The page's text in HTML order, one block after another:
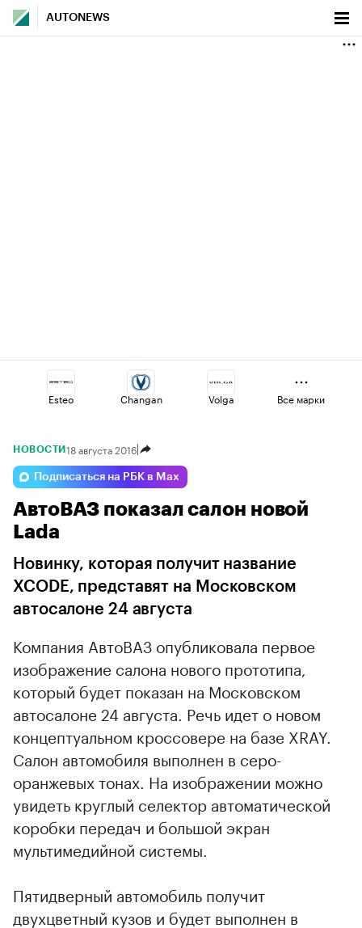
AUTONEWS
Esteo Changan Volga
Omoda Geely
Jaecoo Haval Voyah
Все марки
НОВОСТИ 18 августа 2016
Подписаться на РБК в Max
АвтоВАЗ показал салон новой
Lada
Новинку, которая получит название
XCODE, представят на Московском
автосалоне 24 августа
Компания АвтоВАЗ опубликовала первое
изображение салона нового прототипа,
который будет показан на Московском
автосалоне 24 августа. Речь идет о новом
концептуальном кроссовере на базе XRAY.
Салон автомобиля выполнен в серо-
оранжевых тонах. На изображении можно
увидеть круглый селектор автоматической
коробки передач и большой экран
мультимедийной системы.
Пятидверный автомобиль получит
двухцветный кузов и будет выполнен в